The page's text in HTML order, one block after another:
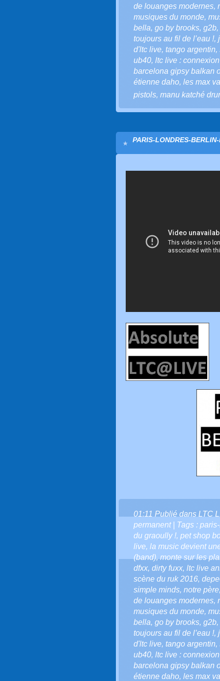
de louanges modernes,
musiques du monde,
bella, go by brooks, g2b,
toujours au fil de l’eau !,
d'ltc live, tango argentin,
ub40, ltc live :
barcelona gipsy balkan
étienne daho, les max
pistols, manu katché
PARIS-LONDRES-
01:11 Publié dans LTC
permanent| Tags :
du graoully !, pet shop
live, la music devient
(band),monte sur les
dfxx, dirty fuxx, ltc live
scène du ruk 2016,
simple minds, notre père
de louanges modernes,
musiques du monde,
bella, go by brooks, g2b,
toujours au fil de l’eau !,
d'ltc live, tango argentin,
ub40, ltc live :
barcelona gipsy balkan
étienne daho, les max